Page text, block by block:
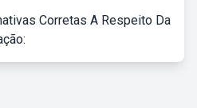
Corretas A Respeito Da